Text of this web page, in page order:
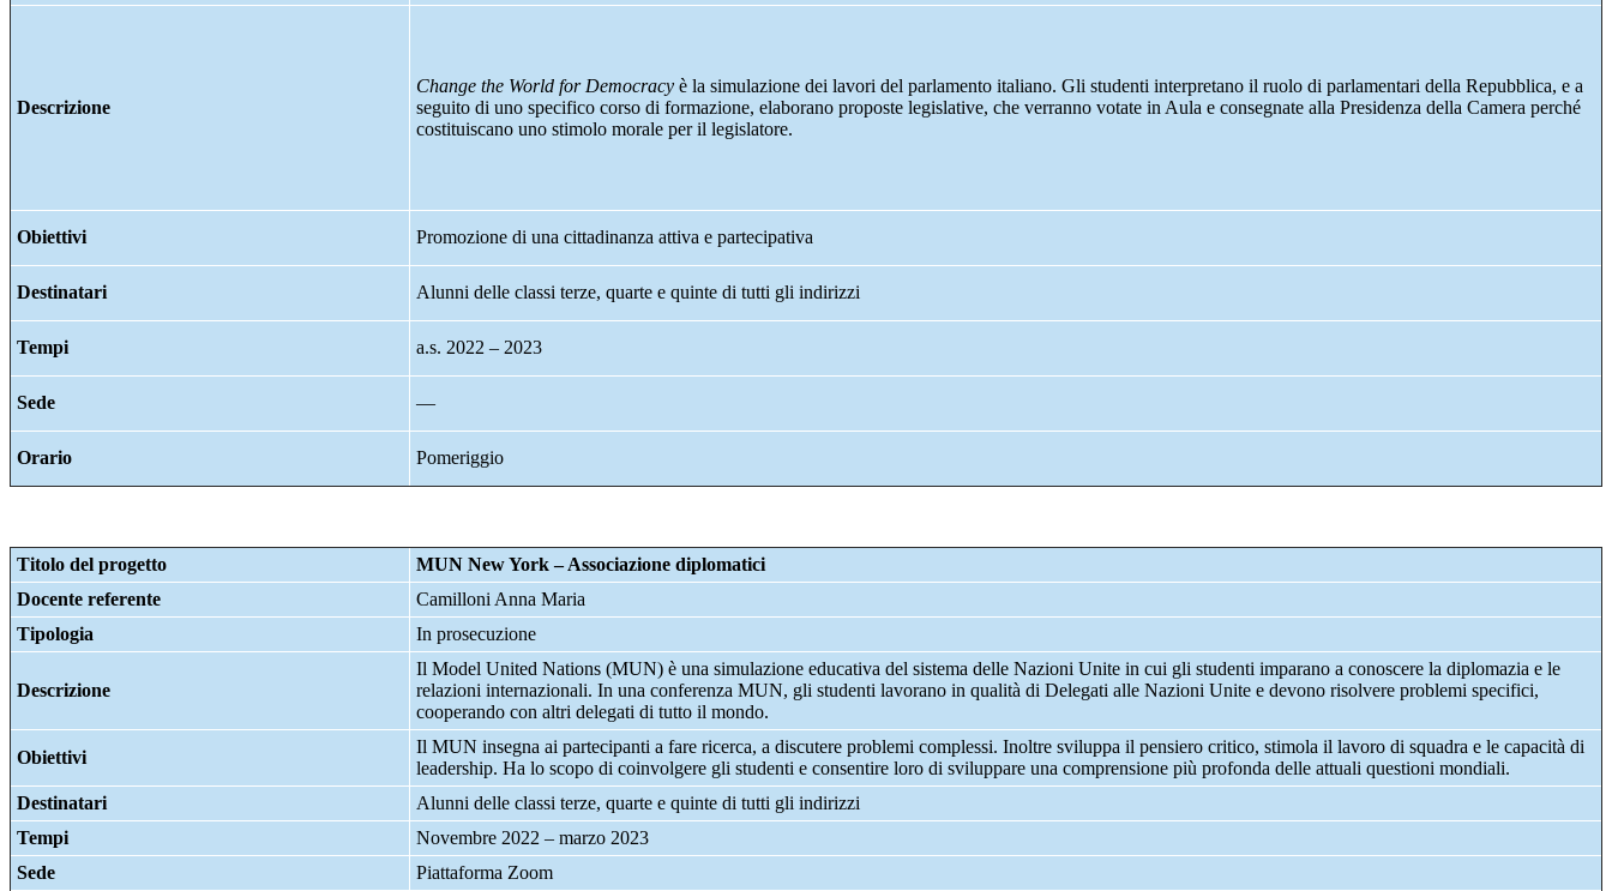
Descrizione
Change the World for Democracy è la simulazione dei lavori del parlamento italiano. Gli studenti interpretano il ruolo di parlamentari della Repubblica, e a
seguito di uno specifico corso di formazione, elaborano proposte legislative, che verranno votate in Aula e consegnate alla Presidenza della Camera perché
costituiscano uno stimolo morale per il legislatore.
Obiettivi Promozione di una cittadinanza attiva e partecipativa
Destinatari Alunni delle classi terze, quarte e quinte di tutti gli indirizzi
Tempi a.s. 2022 – 2023
Sede —
Orario Pomeriggio
Titolo del progetto
MUN New York – Associazione diplomatici
Docente referente
Camilloni Anna Maria
Tipologia
In prosecuzione
Descrizione
Il Model United Nations (MUN) è una simulazione educativa del sistema delle Nazioni Unite in cui gli studenti imparano a conoscere la diplomazia e le
relazioni internazionali. In una conferenza MUN, gli studenti lavorano in qualità di Delegati alle Nazioni Unite e devono risolvere problemi specifici,
cooperando con altri delegati di tutto il mondo.
Obiettivi
Il MUN insegna ai partecipanti a fare ricerca, a discutere problemi complessi. Inoltre sviluppa il pensiero critico, stimola il lavoro di squadra e le capacità di
leadership. Ha lo scopo di coinvolgere gli studenti e consentire loro di sviluppare una comprensione più profonda delle attuali questioni mondiali.
Destinatari
Alunni delle classi terze, quarte e quinte di tutti gli indirizzi
Tempi
Novembre 2022 – marzo 2023
Sede
Piattaforma Zoom